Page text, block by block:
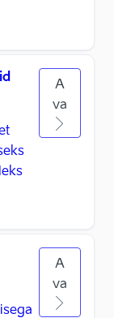
A
va
A
va